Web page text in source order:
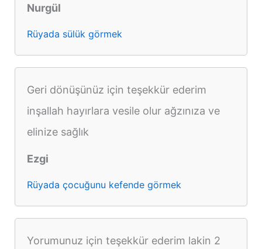
Nurgül
Rüyada sülük görmek
Geri dönüşünüz için teşekkür ederim
inşallah hayırlara vesile olur ağzınıza ve
elinize sağlık
Ezgi
Rüyada çocuğunu kefende görmek
Yorumunuz için teşekkür ederim lakin 2